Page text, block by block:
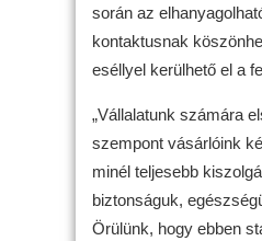
során az
kontaktusnak
eséllyel kerülhető el a
„Vállalatunk számára
szempont vásárlóink
minél teljesebb
biztonságuk,
Örülünk, hogy ebben